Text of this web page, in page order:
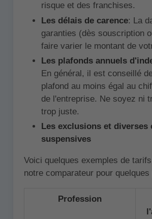
risque et des franchises.
Les délais de carence: La
garanties (dès souscription
faire varier le montant de
Les plafonds annuels
En général, il est conseillé
plafond au moins égal au
de l'entreprise. Ne soyez ni
trop juste.
Les exclusions et diverses
suspensives
Voici quelques exemples de
notre comparateur pour
Profession